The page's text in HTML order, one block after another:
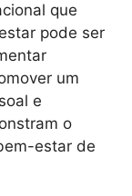
que
pode ser
um
e
o
estar de